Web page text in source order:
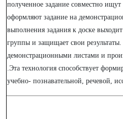
полученное задание совместно
оформляют задание на
выполнения задания к доске
группы и защищает свои
демонстрационными листами и
.Эта технология способствует
учебно- познавательной, речевой,